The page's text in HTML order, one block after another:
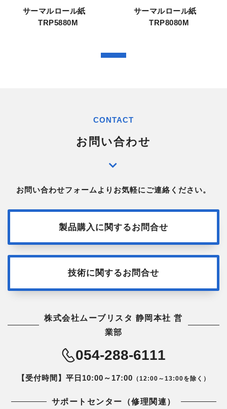
サーマルロール紙
TRP5880M
サーマルロール紙
TRP8080M
CONTACT
お問い合わせ
お問い合わせフォームよりお気軽にご連絡ください。
製品購入に関するお問合せ
技術に関するお問合せ
株式会社ムーブリスタ 静岡本社 営
業部
054-288-6111
【受付時間】平日10:00～17:00 （12:00～13:00を除く）
サポートセンター（修理関連）